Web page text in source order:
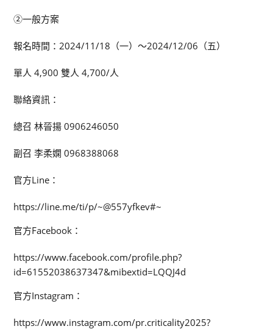
②一般方案
報名時間：2024/11/18（一）～2024/12/06（五）
單人 4,900 雙人 4,700/人
聯絡資訊：
總召 林晉揚 0906246050
副召 李柔嫻 0968388068
官方Line：
https://line.me/ti/p/~@557yfkev#~
官方Facebook：
https://www.facebook.com/profile.php?
id=61552038637347&mibextid=LQQJ4d
官方Instagram：
https://www.instagram.com/pr.criticality2025?